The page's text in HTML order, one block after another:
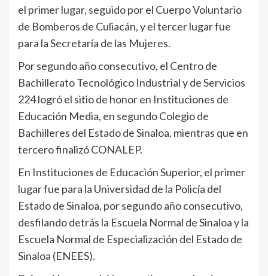
el primer lugar, seguido por el Cuerpo Voluntario
de Bomberos de Culiacán, y el tercer lugar fue
para la Secretaría de las Mujeres.
Por segundo año consecutivo, el Centro de
Bachillerato Tecnológico Industrial y de Servicios
224 logró el sitio de honor en Instituciones de
Educación Media, en segundo Colegio de
Bachilleres del Estado de Sinaloa, mientras que en
tercero finalizó CONALEP.
En Instituciones de Educación Superior, el primer
lugar fue para la Universidad de la Policía del
Estado de Sinaloa, por segundo año consecutivo,
desfilando detrás la Escuela Normal de Sinaloa y la
Escuela Normal de Especialización del Estado de
Sinaloa (ENEES).